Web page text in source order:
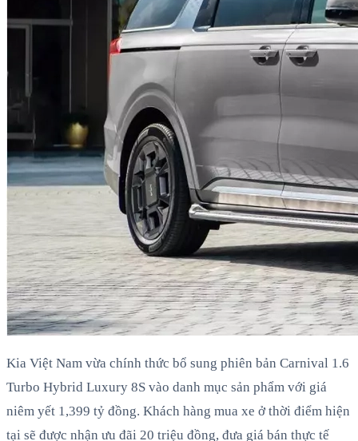
Kia Việt Nam vừa chính thức bổ sung phiên bản Carnival 1.6
Turbo Hybrid Luxury 8S vào danh mục sản phẩm với giá
niêm yết 1,399 tỷ đồng. Khách hàng mua xe ở thời điểm hiện
tại sẽ được nhận ưu đãi 20 triệu đồng, đưa giá bán thực tế